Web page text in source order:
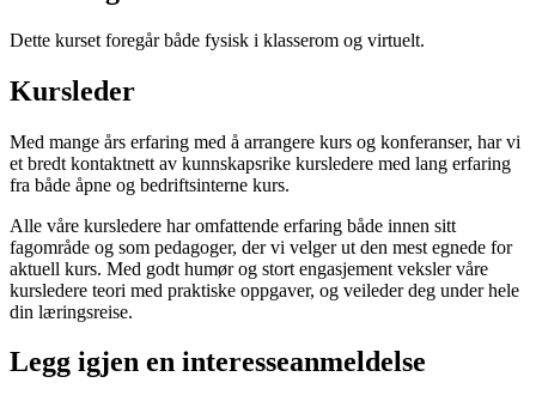
Dette kurset foregår både fysisk i klasserom og virtuelt.
Kursleder
Med mange års erfaring med å arrangere kurs og konferanser, har vi
et bredt kontaktnett av kunnskapsrike kursledere med lang erfaring
fra både åpne og bedriftsinterne kurs.
Alle våre kursledere har omfattende erfaring både innen sitt
fagområde og som pedagoger, der vi velger ut den mest egnede for
aktuell kurs. Med godt humør og stort engasjement veksler våre
kursledere teori med praktiske oppgaver, og veileder deg under hele
din læringsreise.
Legg igjen en interesseanmeldelse